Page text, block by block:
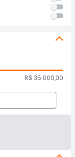
R$ 35.000,00